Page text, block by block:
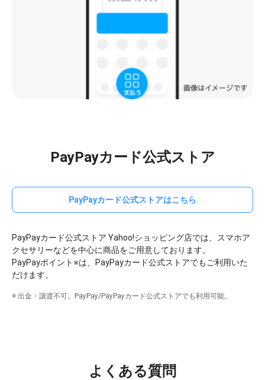
PayPayカード公式ストア
PayPayカード公式ストアはこちら
PayPayカード公式ストア Yahoo!ショッピング店では、スマホア
クセサリーなどを中心に商品をご用意しております。
PayPayポイント※は、PayPayカード公式ストアでもご利用いた
だけます。
※ 出金・譲渡不可。PayPay/PayPayカード公式ストアでも利用可能。
よくある質問